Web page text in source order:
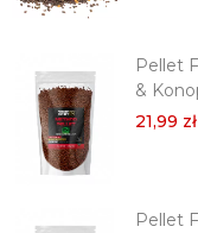
Pellet
&
21,99 zł
Pellet